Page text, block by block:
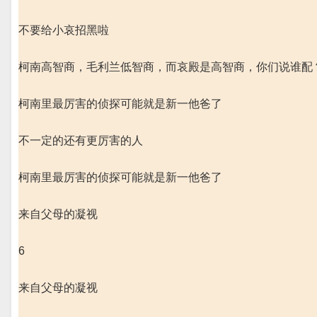
不要给小哀招黑啦
柯南高智商，毛利兰低智商，而哀殿是高智商，你们说谁配
柯南里最厉害的侦探可能就是新一他爸了
不一定的还有更厉害的人
柯南里最厉害的侦探可能就是新一他爸了
来自父母的凝视
6
来自父母的凝视